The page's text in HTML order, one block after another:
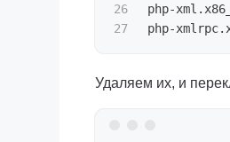
26
php-
Удаляем их, и